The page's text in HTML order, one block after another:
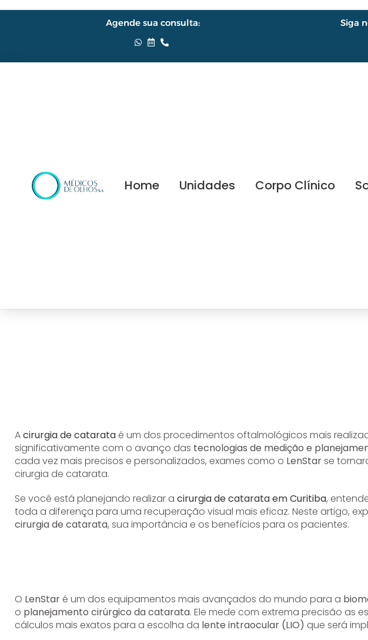
Agende sua consulta: Siga
Home Unidades Corpo Clínico
Acirurgia de catarata é um dos procedimentos oftalmológicos mais
significativamente com o avanço das tecnologias de medição e
cada vez mais precisos e personalizados, exames como o LenStarse
cirurgia de catarata.
Se você está planejando realizar a cirurgia de catarata em Curitiba,
toda a diferença para uma recuperação visual mais eficaz. Neste artigo,
cirurgia de catarata, sua importância e os benefícios para os pacientes.
O LenStar é um dos equipamentos mais avançados do mundo para a
o planejamento cirúrgico da catarata. Ele mede com extrema precisão as
cálculos mais exatos para a escolha da lente intraocular (LIO) que será